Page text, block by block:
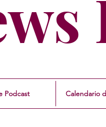
Podcast Calendario